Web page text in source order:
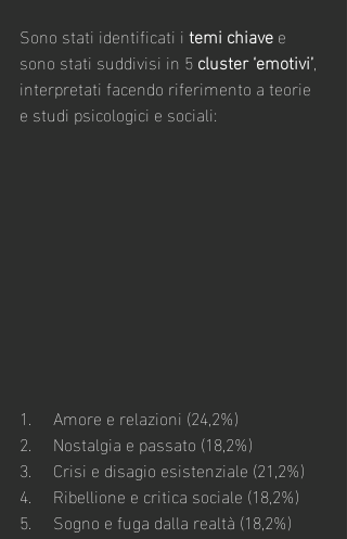
Sono stati identificati i temi chiave e
sono stati suddivisi in 5 cluster ‘emotivi’,
interpretati facendo riferimento a teorie
e studi psicologici e sociali:
1.     Amore e relazioni (24,2%)
2.     Nostalgia e passato (18,2%)
3.     Crisi e disagio esistenziale (21,2%)
4.     Ribellione e critica sociale (18,2%)
5.     Sogno e fuga dalla realtà (18,2%)